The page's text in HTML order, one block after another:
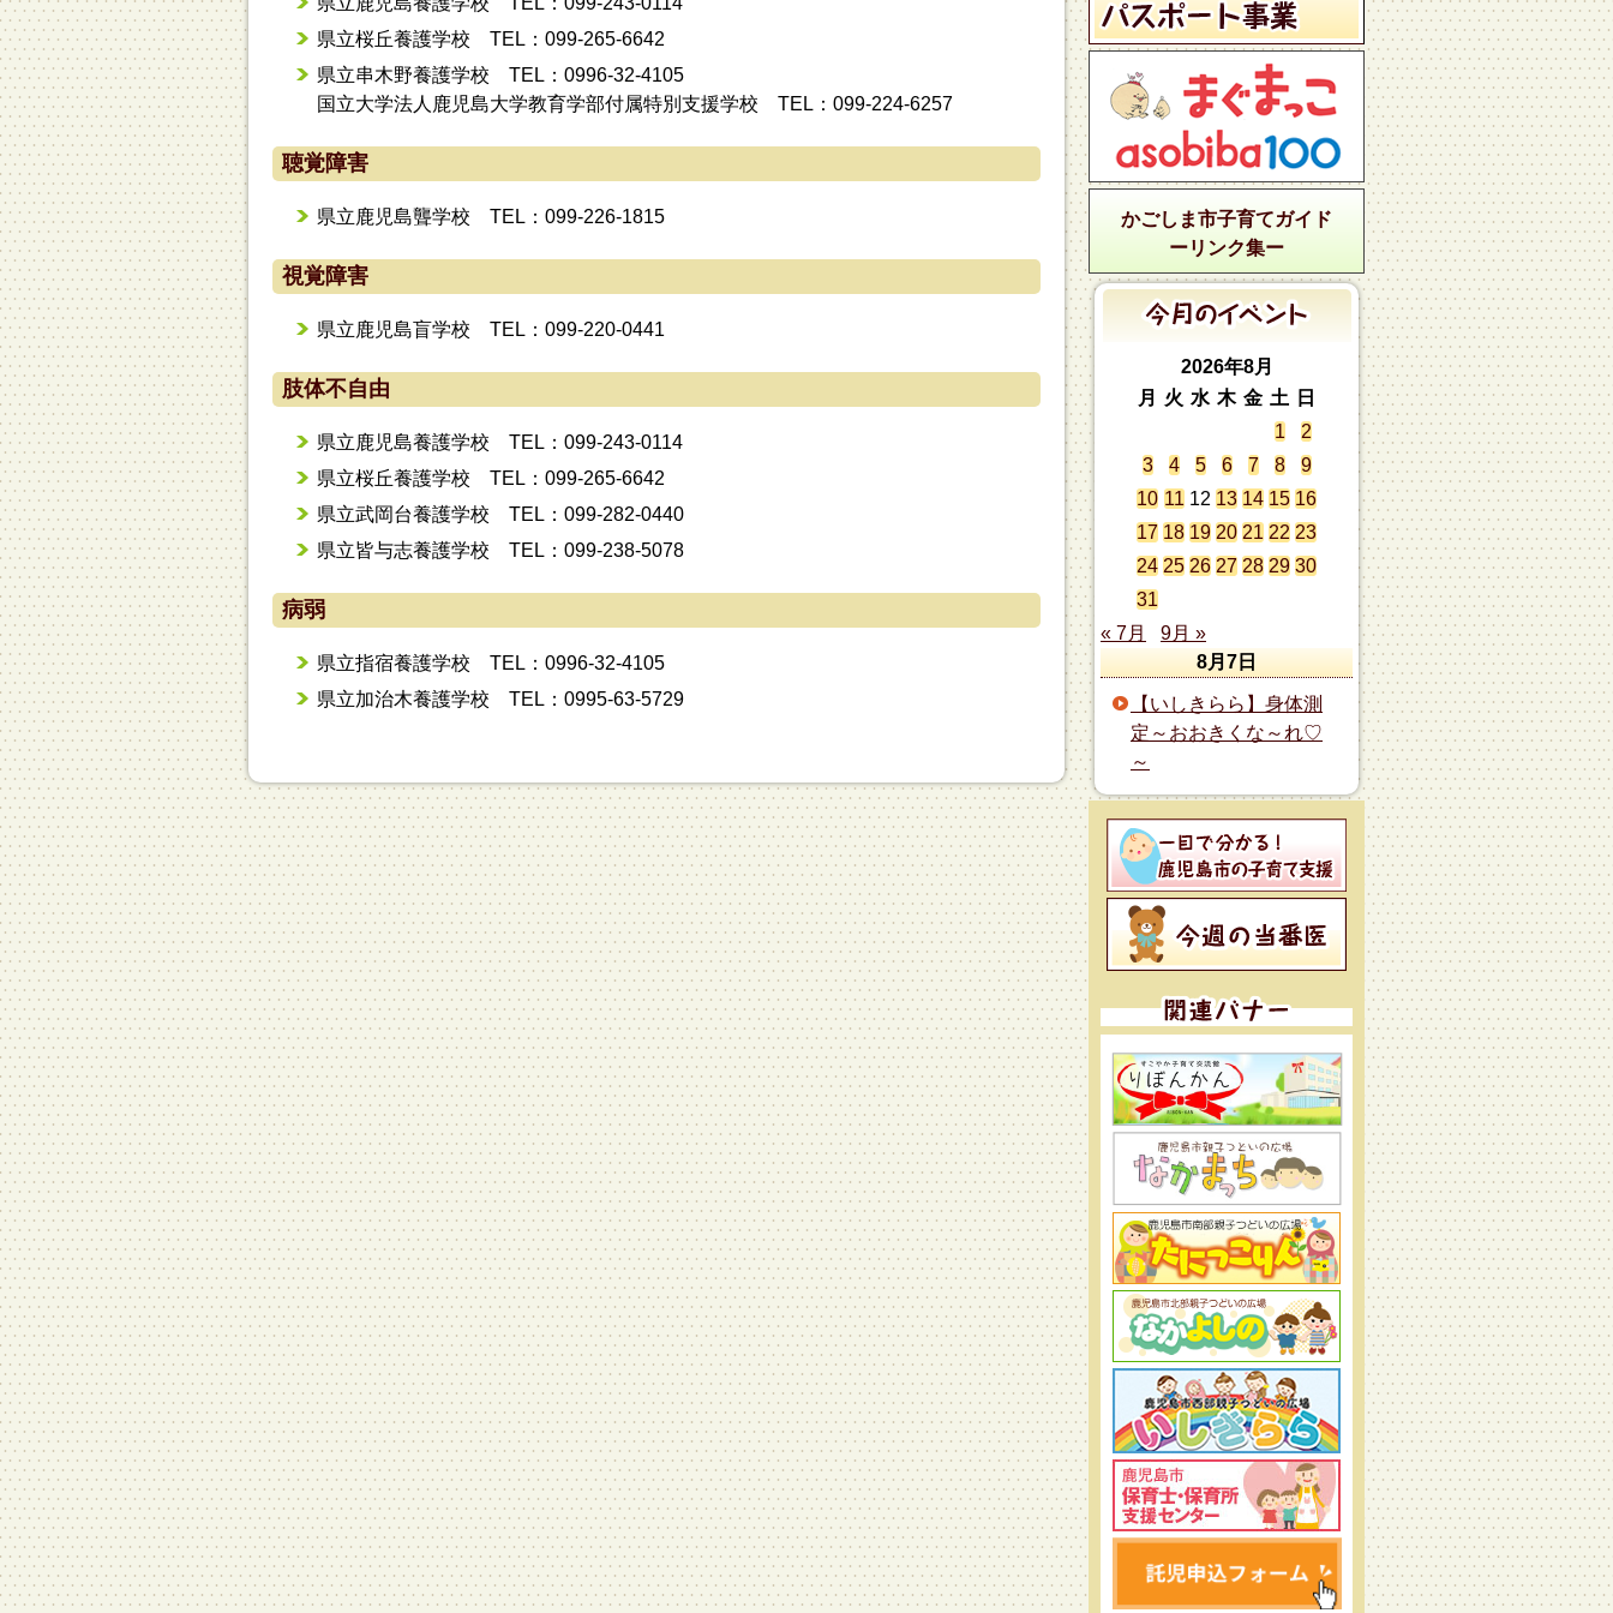
県立桜丘養護学校 TEL：099-265-6642
県立串木野養護学校 TEL：0996-32-4105
国立大学法人鹿児島大学教育学部付属特別支援学校 TEL：099-224-6257
聴覚障害
県立鹿児島聾学校 TEL：099-226-1815
視覚障害
県立鹿児島盲学校 TEL：099-220-0441
肢体不自由
県立鹿児島養護学校 TEL：099-243-0114
県立桜丘養護学校 TEL：099-265-6642
県立武岡台養護学校 TEL：099-282-0440
県立皆与志養護学校 TEL：099-238-5078
病弱
県立指宿養護学校 TEL：0996-32-4105
県立加治木養護学校 TEL：0995-63-5729
かごしま市子育てガイド
ーリンク集ー
2026年8月
月
火 水 木 金 土
日
1
2
3
4 5 6 7 8
9
10 11 12 13 14 15 16
17 18 19 20 21 22 23
24 25 26 27 28 29 30
31
« 7月
9月 »
8月7日
【いしきらら】身体測
定～おおきくな～れ♡
～